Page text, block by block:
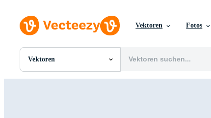
Vektoren Fotos
Vektoren
Alle Bilder